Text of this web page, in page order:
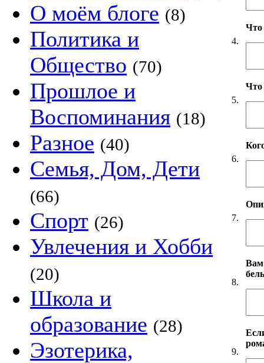
О моём блоге (8)
Политика и
Общество (70)
Прошлое и
Воспоминания (18)
Разное (40)
Семья, Дом, Дети
(66)
Спорт (26)
Увлечения и Хобби
(20)
Школа и
образование (28)
Эзотерика,
4.
Что
5.
Что
6.
7.
8.
Вам
9.